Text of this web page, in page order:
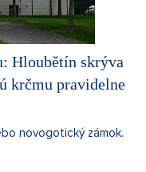
Hloubětín skrýva
krčmu pravidelne
novogotický zámok.